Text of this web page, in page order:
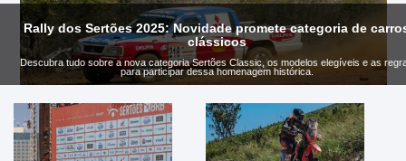
Rally dos Sertões 2025: Novidade promete categoria de
clássicos
Descubra tudo sobre a nova categoria Sertões Classic, os modelos elegíveis e as
para participar dessa homenagem histórica.